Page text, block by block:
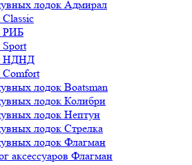
лодок Адмирал
РИБ
НДНД
лодок Boatsman
лодок Колибри
лодок Нептун
лодок Стрелка
лодок Флагман
аксессуаров Флагман